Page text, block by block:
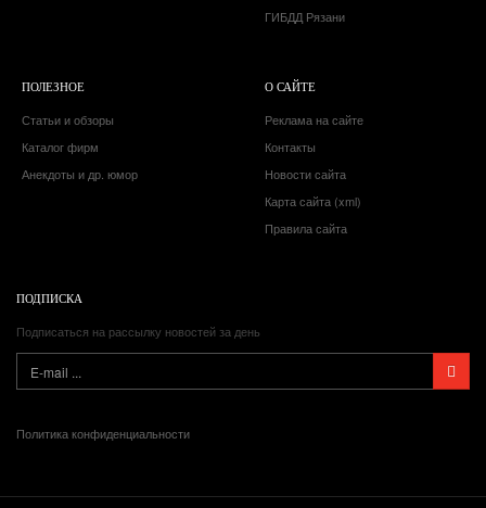
ГИБДД Рязани
ПОЛЕЗНОЕ
Статьи и обзоры
Каталог фирм
Анекдоты и др. юмор
О САЙТЕ
Реклама на сайте
Контакты
Новости сайта
Карта сайта (xml)
Правила сайта
ПОДПИСКА
Подписаться на рассылку новостей за день
Политика конфиденциальности